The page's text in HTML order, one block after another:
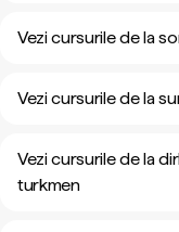
Vezi cursurile de la
Vezi cursurile de la
Vezi cursurile de la
turkmen